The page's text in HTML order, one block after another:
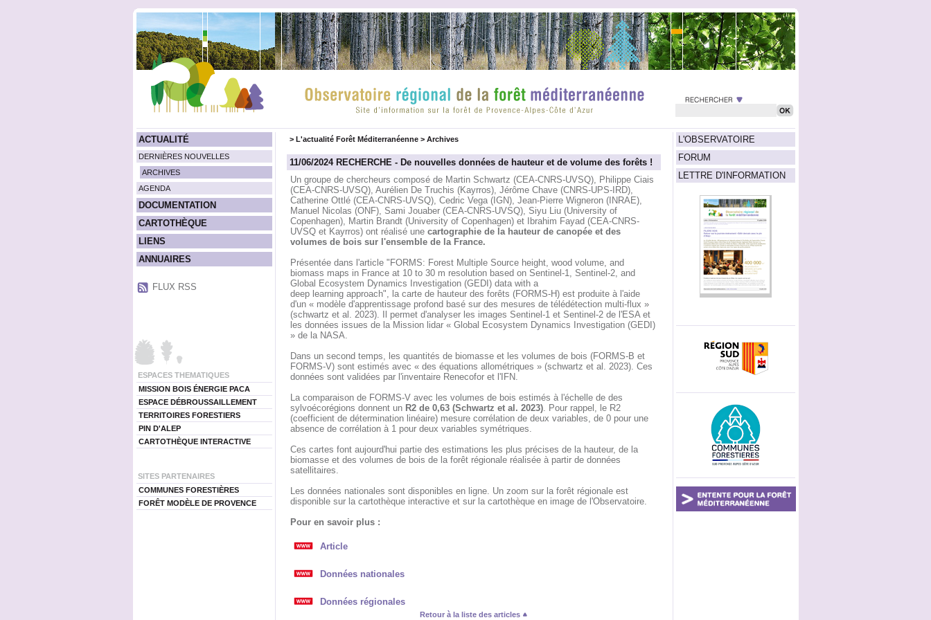
ACTUALITÉ
DERNIÈRES NOUVELLES
ARCHIVES
AGENDA
DOCUMENTATION
CARTOTHÈQUE
LIENS
ANNUAIRES
FLUX RSS
ESPACES THEMATIQUES
MISSION BOIS ÉNERGIE PACA
ESPACE DÉBROUSSAILLEMENT
TERRITOIRES FORESTIERS
PIN D'ALEP
CARTOTHÈQUE INTERACTIVE
SITES PARTENAIRES
COMMUNES FORESTIÈRES
FORÊT MODÈLE DE PROVENCE
L'OBSERVATOIRE
FORUM
LETTRE D'INFORMATION
> L'actualité Forêt Méditerranéenne> Archives
11/06/2024 RECHERCHE - De nouvelles données de hauteur et de volume des forêts !
Un groupe de chercheurs composé de Martin Schwartz (CEA-CNRS-UVSQ), Philippe Ciais
(CEA-CNRS-UVSQ), Aurélien De Truchis (Kayrros), Jérôme Chave (CNRS-UPS-IRD),
Catherine Ottlé (CEA-CNRS-UVSQ), Cedric Vega (IGN), Jean-Pierre Wigneron (INRAE),
Manuel Nicolas (ONF), Sami Jouaber (CEA-CNRS-UVSQ), Siyu Liu (University of
Copenhagen), Martin Brandt (University of Copenhagen) et Ibrahim Fayad (CEA-CNRS-
UVSQ et Kayrros) ont réalisé une cartographie de la hauteur de canopée et des
volumes de bois sur l'ensemble de la France.
Présentée dans l'article "FORMS: Forest Multiple Source height, wood volume, and
biomass maps in France at 10 to 30 m resolution based on Sentinel-1, Sentinel-2, and
Global Ecosystem Dynamics Investigation (GEDI) data with a
deep learning approach", la carte de hauteur des forêts (FORMS-H) est produite à l'aide
d'un « modèle d'apprentissage profond basé sur des mesures de télédétection multi-flux »
(schwartz et al. 2023). Il permet d'analyser les images Sentinel-1 et Sentinel-2 de l'ESA et
les données issues de la Mission lidar « Global Ecosystem Dynamics Investigation (GEDI)
» de la NASA.
Dans un second temps, les quantités de biomasse et les volumes de bois (FORMS-B et
FORMS-V) sont estimés avec « des équations allométriques » (schwartz et al. 2023). Ces
données sont validées par l'inventaire Renecofor et l'IFN.
La comparaison de FORMS-V avec les volumes de bois estimés à l'échelle de des
sylvoécorégions donnent un R2 de 0,63 (Schwartz et al. 2023). Pour rappel, le R2
(coefficient de détermination linéaire) mesure corrélation de deux variables, de 0 pour une
absence de corrélation à 1 pour deux variables symétriques.
Ces cartes font aujourd'hui partie des estimations les plus précises de la hauteur, de la
biomasse et des volumes de bois de la forêt régionale réalisée à partir de données
satellitaires.
Les données nationales sont disponibles en ligne. Un zoom sur la forêt régionale est
disponible sur la cartothèque interactive et sur la cartothèque en image de l'Observatoire.
Pour en savoir plus :
Article
Données nationales
Données régionales
Retour à la liste des articles